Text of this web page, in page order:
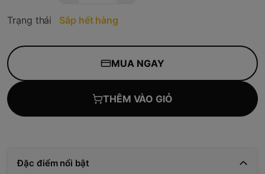
Trạng thái Sắp hết hàng
MUA NGAY
THÊM VÀO GIỎ
Đặc điểm nổi bật